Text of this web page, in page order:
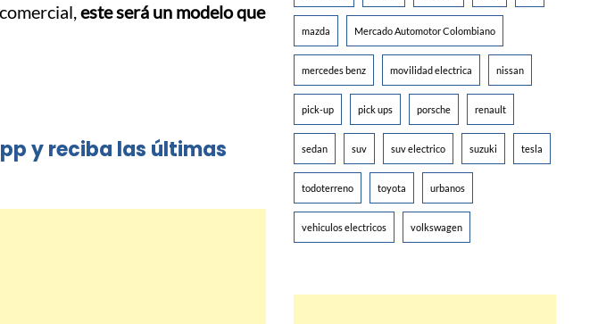
este será un modelo que
y reciba las últimas
mazda Mercado Automotor Colombiano
mercedes benz movilidad electrica nissan
pick-up pick ups porsche renault
sedan suv suv electrico suzuki tesla
todoterreno toyota urbanos
vehiculos electricos volkswagen